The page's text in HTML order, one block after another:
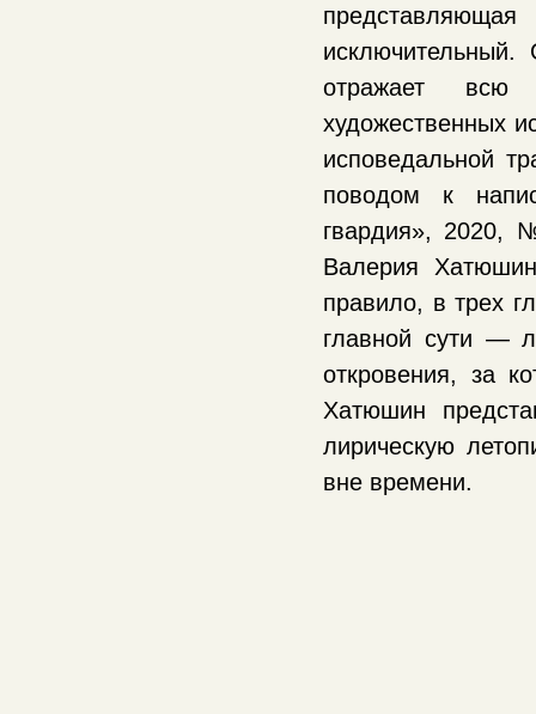
исключительный.
отражает всю
художественных
исповедальной
поводом к
гвардия», 2020,
Валерия
правило, в трех
главной сути —
откровения, за
Хатюшин
лирическую
вне времени.